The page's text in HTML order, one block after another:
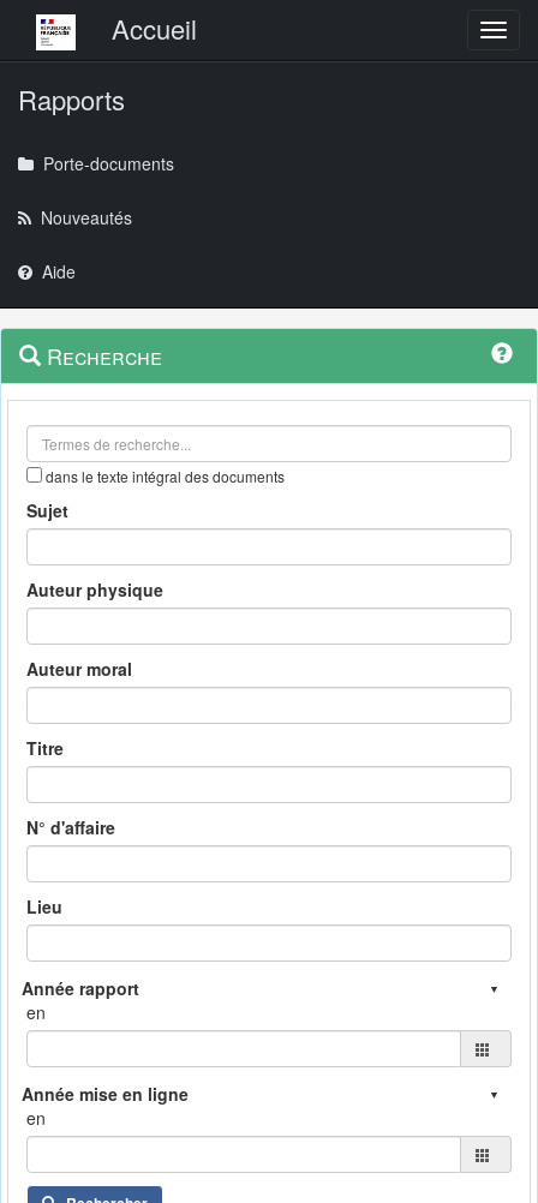
Menu principalAccueil
Rapports
Porte-documents
Nouveautés
Aide
Navigation
outils
Menu
contextuel
Recherche
dans le texte intégral des documents
Sujet
Auteur physique
Auteur moral
Titre
N° d'affaire
Lieu
en
en